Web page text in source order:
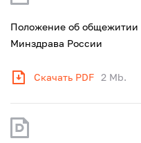
Положение об
Минздрава России
Скачать PDF 2 Mb.